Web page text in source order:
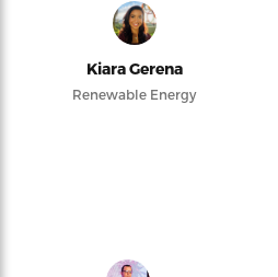
Kiara Gerena
Renewable Energy